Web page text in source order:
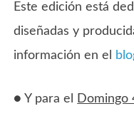
Este edición está
diseñadas y
información en el
● Y para el Domingo